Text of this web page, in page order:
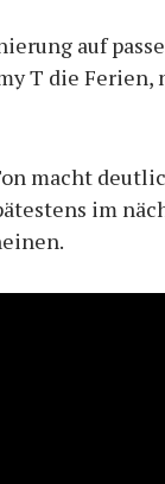
auf
T die Ferien,
macht
im